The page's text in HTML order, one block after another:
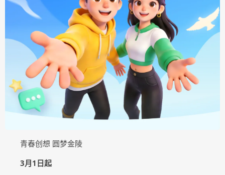
青春创想 圆梦金陵
3月1日起